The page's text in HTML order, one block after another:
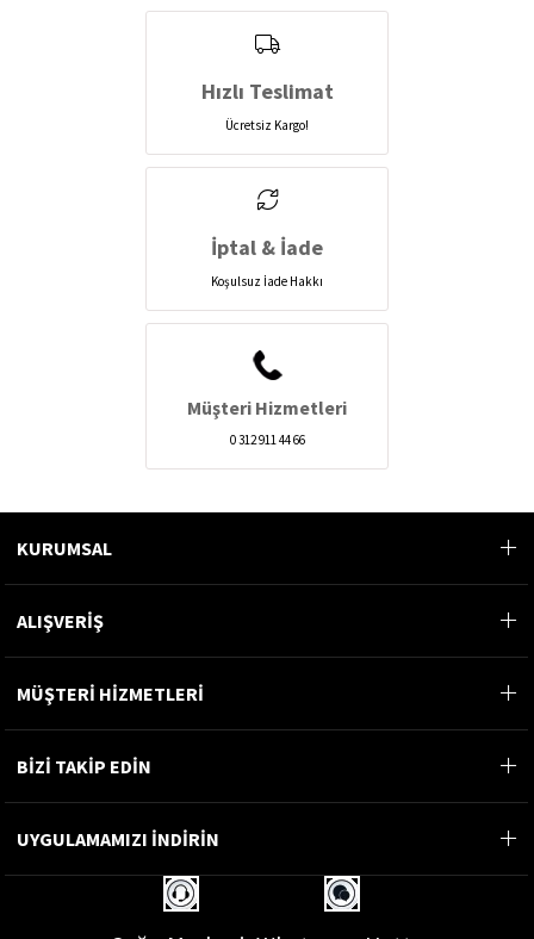
Hızlı Teslimat
Ücretsiz Kargo!
İptal & İade
Koşulsuz İade Hakkı
Müşteri Hizmetleri
0 312 911 44 66
KURUMSAL
ALIŞVERİŞ
MÜŞTERİ HİZMETLERİ
BİZİ TAKİP EDİN
UYGULAMAMIZI İNDİRİN